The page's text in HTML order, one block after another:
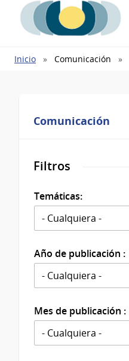
Ruta
Inicio Comunicación
Comunicación
Filtros
Temáticas:
Año de publicación :
Mes de publicación :